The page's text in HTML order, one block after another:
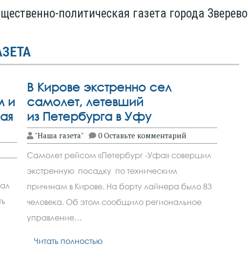
политическая газета города Зверево
и
В Кирове экстренно сел
самолет, летевший
из Петербурга в Уфу
"Наша газета" 0 Оставьте комментарий
Самолет рейсом «Петербург -Уфа» совершил
экстренную посадку по техническим
причинам в Кирове. На борту лайнера было 83
человека. Об этом сообщило региональное
управление…
Читать полностью